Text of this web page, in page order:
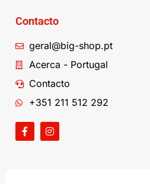
Contacto
geral@big-shop.pt
Acerca - Portugal
Contacto
+351 211 512 292